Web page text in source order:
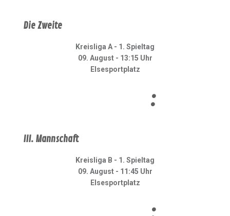
Die Zweite
Kreisliga A - 1. Spieltag
09. August - 13:15 Uhr
Elsesportplatz
:
III. Mannschaft
Kreisliga B - 1. Spieltag
09. August - 11:45 Uhr
Elsesportplatz